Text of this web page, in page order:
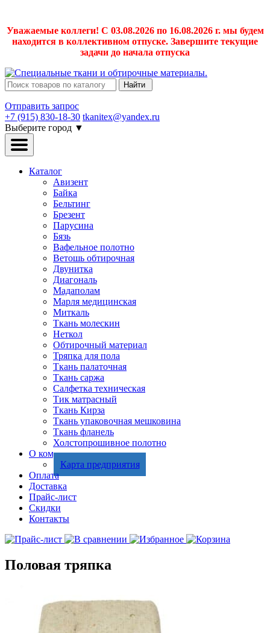
Уважаемые коллеги! С 03.08.2026 по 16.08.2026 г. мы будем
находится в коллективном отпуске. Завершите текущие
задачи до начала отпуска
Найти
Отправить запрос
+7 (915) 830-18-30 tkanitex@yandex.ru
Выберите город ▼
Каталог
Авизент
Байка
Бельтинг
Брезент
Парусина
Бязь
Вафельное полотно
Ветошь обтирочная
Двунитка
Диагональ
Мадаполам
Марля медицинская
Миткаль
Ткань молескин
Неткол
Обтирочный материал
Тряпка для пола
Ткань палаточная
Ткань саржа
Салфетка техническая
Тик матрасный
Ткань Кирза
Ткань упаковочная мешковина
Ткань фланель
Холстопрошивное полотно
О компании
Карта предприятия
Оплата
Доставка
Прайс-лист
Скидки
Контакты
Половая тряпка